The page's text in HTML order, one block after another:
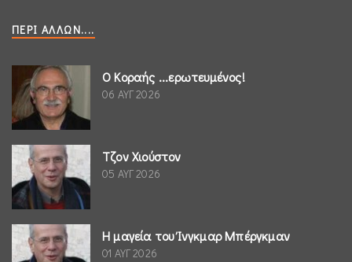
ΠΕΡΊ ΆΛΛΩΝ....
Ο Κοραής ...ερωτευμένος!
06 ΑΥΓ 2026
Τζον Χιούστον
05 ΑΥΓ 2026
Η μαγεία του Ίνγκμαρ Μπέργκμαν
01 ΑΥΓ 2026